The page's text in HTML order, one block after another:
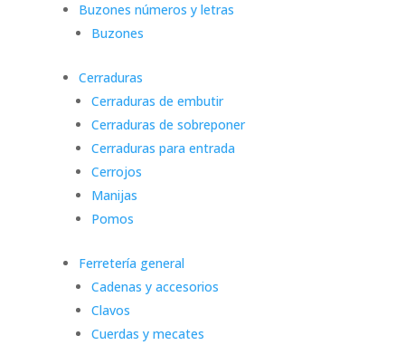
Buzones números y letras
Buzones
Cerraduras
Cerraduras de embutir
Cerraduras de sobreponer
Cerraduras para entrada
Cerrojos
Manijas
Pomos
Ferretería general
Cadenas y accesorios
Clavos
Cuerdas y mecates